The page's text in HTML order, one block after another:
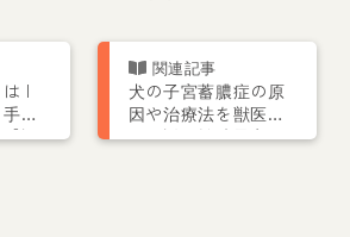
|
術
認
犬の子宮蓄膿症の原
因や治療法を獣医師
が解説 繁殖予定が